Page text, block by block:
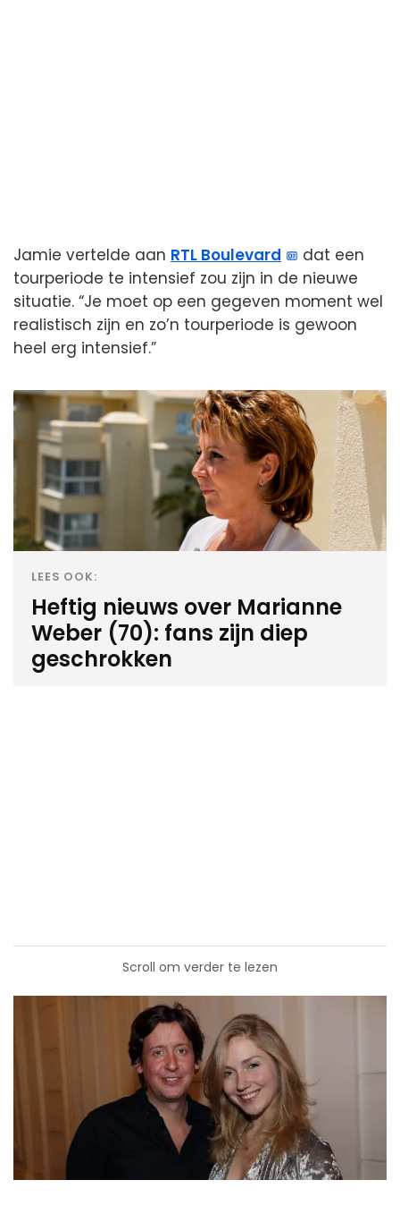
Jamie vertelde aan RTL Boulevard
dat een
tourperiode te intensief zou zijn in de nieuwe
situatie. “Je moet op een gegeven moment wel
realistisch zijn en zo’n tourperiode is gewoon
heel erg intensief.”
LEES OOK:
Heftig nieuws over Marianne
Weber (70): fans zijn diep
geschrokken
Scroll om verder te lezen